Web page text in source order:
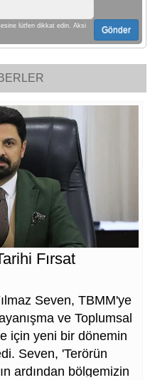
lütfen dikkat edin. Aksi
Gönder
Fırsat
Seven, TBMM'ye
ve Toplumsal
için yeni bir dönemin
Seven, 'Terörün
ardından bölgemizin